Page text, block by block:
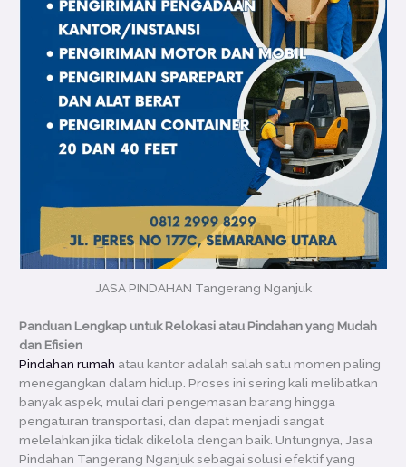
JASA PINDAHAN Tangerang Nganjuk
Panduan Lengkap untuk Relokasi atau Pindahan yang Mudah
dan Efisien
Pindahan rumah atau kantor adalah salah satu momen paling
menegangkan dalam hidup. Proses ini sering kali melibatkan
banyak aspek, mulai dari pengemasan barang hingga
pengaturan transportasi, dan dapat menjadi sangat
melelahkan jika tidak dikelola dengan baik. Untungnya, Jasa
Pindahan Tangerang Nganjuk sebagai solusi efektif yang